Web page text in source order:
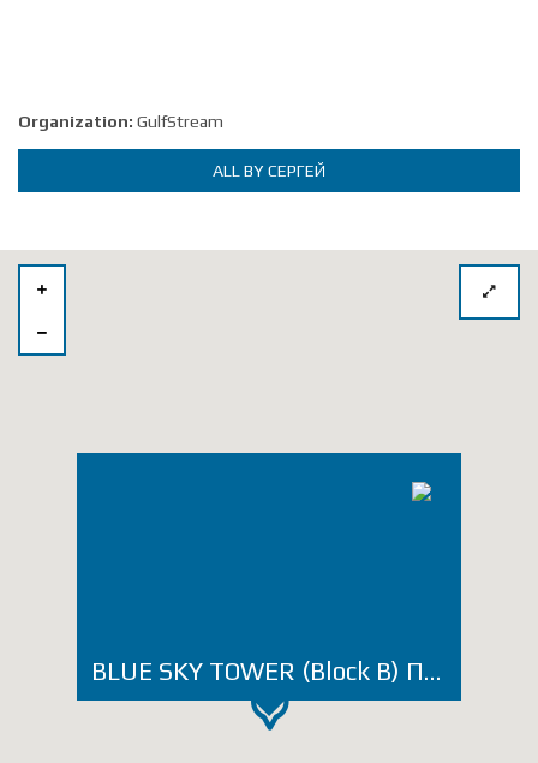
Organization: GulfStream
ALL BY СЕРГЕЙ
BLUE SKY TOWER (Block B) ПРИКОСНИТЕСЬ К НЕБЕСАМ!